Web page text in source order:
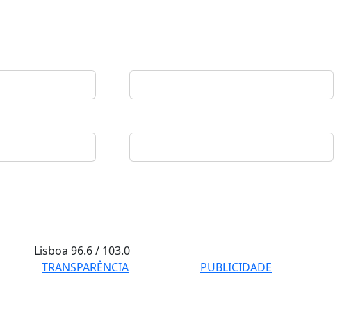
Lisboa96.6 / 103.0
TRANSPARÊNCIA
PUBLICIDADE